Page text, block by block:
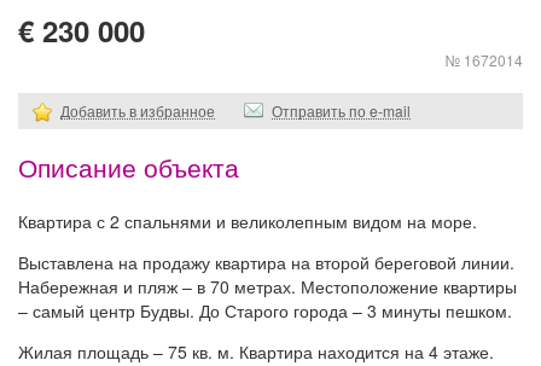
€ 230 000
№ 1672014
Добавить в избранное Отправить по e-mail
Описание объекта
Квартира с 2 спальнями и великолепным видом на море.
Выставлена на продажу квартира на второй береговой линии.
Набережная и пляж – в 70 метрах. Местоположение квартиры
– самый центр Будвы. До Старого города – 3 минуты пешком.
Жилая площадь – 75 кв. м. Квартира находится на 4 этаже.